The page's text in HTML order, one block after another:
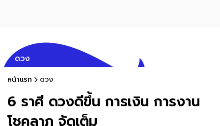
ดวง
หน้าแรก ดวง
6 ราศี ดวงดีขึ้น การเงิน การงาน
โชคลาภ จัดเต็ม